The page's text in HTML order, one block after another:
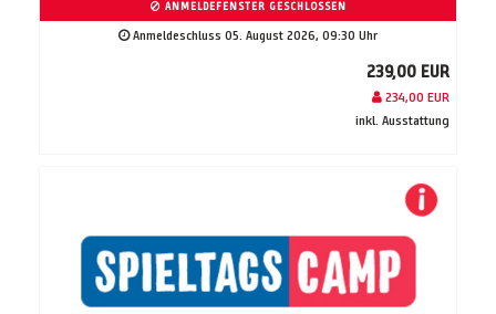
ANMELDEFENSTER GESCHLOSSEN
Anmeldeschluss 05. August 2026, 09:30 Uhr
239,00 EUR
234,00 EUR
inkl. Ausstattung